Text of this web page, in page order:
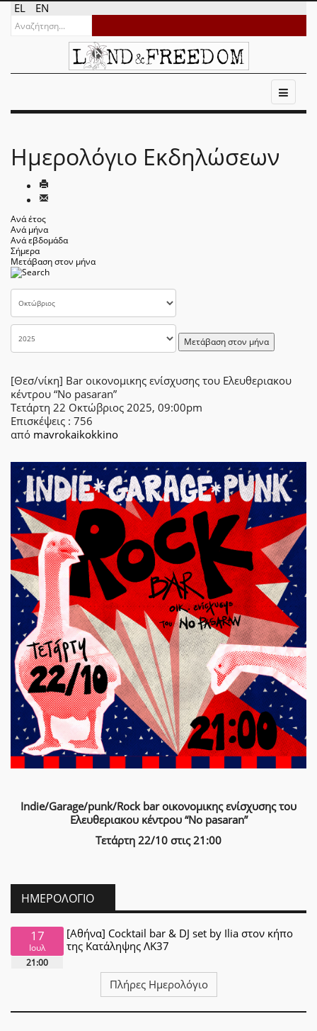
EL EN
Ημερολόγιο Εκδηλώσεων
Ανά έτος
Ανά μήνα
Ανά εβδομάδα
Σήμερα
Μετάβαση στον μήνα
Μετάβαση στον μήνα
[Θεσ/νίκη] Bar οικονομικης ενίσχυσης του Ελευθεριακου
κέντρου “No pasaran”
Τετάρτη 22 Οκτώβριος 2025, 09:00pm
Επισκέψεις : 756
από mavrokaikokkino
Indie/Garage/punk/Rock bar οικονομικης ενίσχυσης του
Ελευθεριακου κέντρου “No pasaran”
Τετάρτη 22/10 στις 21:00
ΗΜΕΡΟΛΌΓΙΟ
17
Ιουλ
21:00
[Αθήνα] Cocktail bar & DJ set by Ilia στον κήπο
της Κατάληψης ΛΚ37
Πλήρες Ημερολόγιο